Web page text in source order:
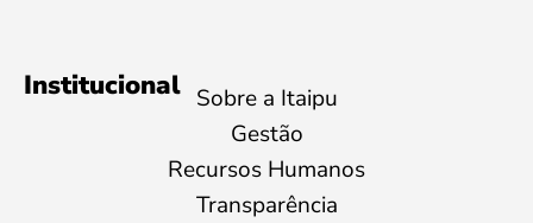
Institucional Sobre a Itaipu
Gestão
Recursos Humanos
Transparência